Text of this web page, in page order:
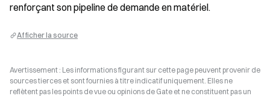
renforçant son pipeline de demande en matériel.
Afficher la source
Avertissement : Les informations figurant sur cette page peuvent provenir de
sources tierces et sont fournies à titre indicatif uniquement. Elles ne
reflètent pas les points de vue ou opinions de Gate et ne constituent pas un